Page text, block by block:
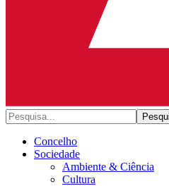
Concelho
Sociedade
Ambiente & Ciência
Cultura